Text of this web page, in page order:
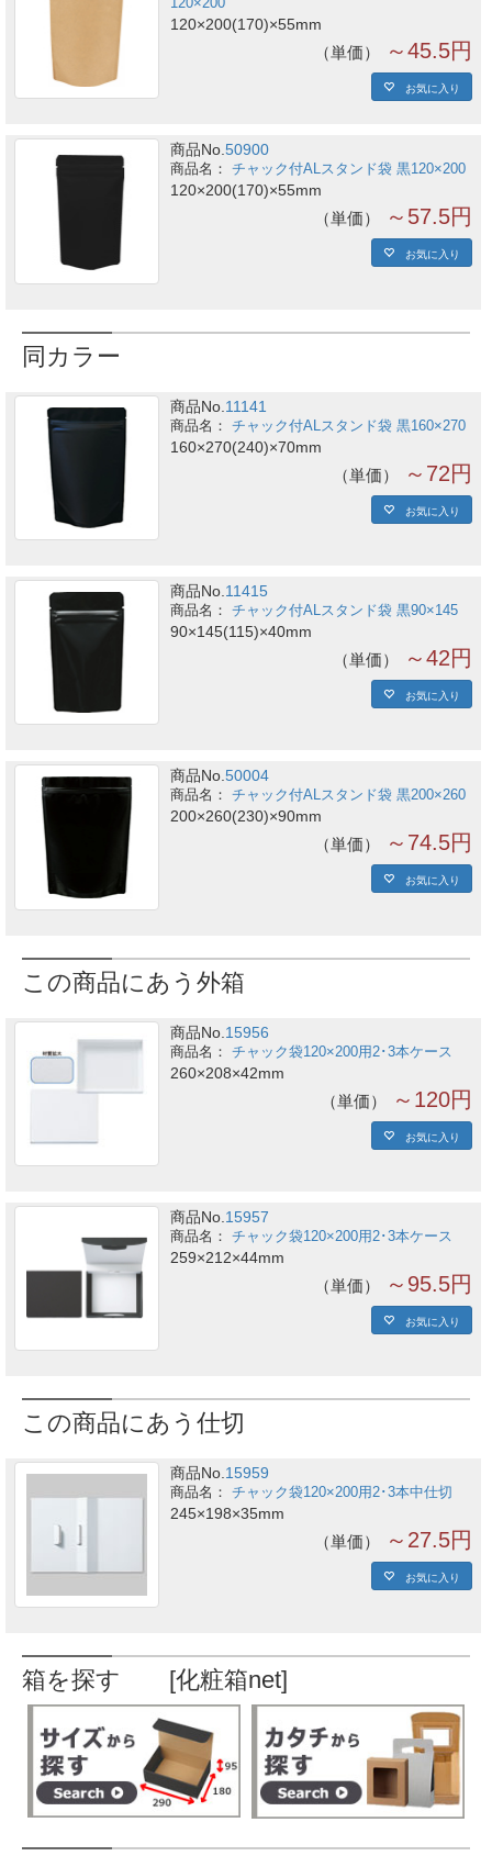
120×200
120×200(170)×55mm
単価 ～45.5円
お気に入り
商品No.50900
チャック付ALスタンド袋 黒120×200
120×200(170)×55mm
単価 ～57.5円
お気に入り
同カラー
商品No. 11141
チャック付ALスタンド袋 黒160×270
160×270(240)×70mm
単価 ～72円
お気に入り
商品No. 11415
チャック付ALスタンド袋 黒90×145
90×145(115)×40mm
単価 ～42円
お気に入り
商品No.50004
チャック付ALスタンド袋 黒200×260
200×260(230)×90mm
単価 ～74.5円
お気に入り
この商品にあう外箱
商品No. 15956
チャック袋120×200用2･3本ケース
260×208×42mm
単価 ～120円
お気に入り
商品No. 15957
チャック袋120×200用2･3本ケース
259×212×44mm
単価 ～95.5円
お気に入り
この商品にあう仕切
商品No.15959
チャック袋120×200用2･3本中仕切
245×198×35mm
単価 ～27.5円
お気に入り
箱を探す [化粧箱net]